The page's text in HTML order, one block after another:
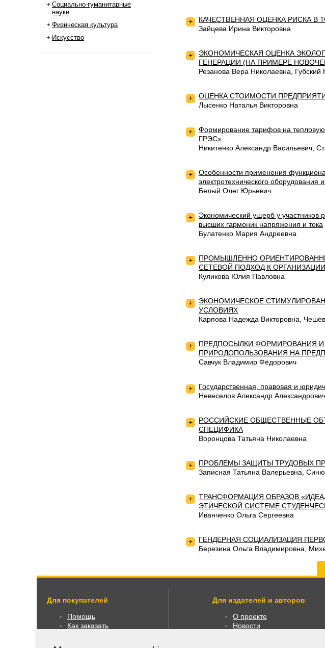
Социально-гуманитарные
науки
Физическая культура
Искусство
+ КАЧЕСТВЕННАЯ ОЦЕНКА РИСКА В
Зайцева Ирина Викторовна
+
ЭКОНОМИЧЕСКАЯ ОЦЕНКА
ГЕНЕРАЦИИ (НА ПРИМЕРЕ
Резанова Вера Николаевна,
+ ОЦЕНКА СТОИМОСТИ
Лысенко Наталья Викторовна
+
Формирование тарифов на
ГРЭС»
Никитенко Александр Васильевич,
+
Особенности применения
электротехнического оборудования
Белый Олег Юрьевич
+
Экономический ущерб у участников
высших гармоник напряжения и тока
Булатенко Мария Андреевна
+
ПРОМЫШЛЕННО
СЕТЕВОЙ ПОДХОД К
Куликова Юлия Павловна
+
ЭКОНОМИЧЕСКОЕ
УСЛОВИЯХ
Карпова Надежда Викторовна,
+
ПРЕДПОСЫЛКИ ФОРМИРОВАНИЯ
ПРИРОДОПОЛЬЗОВАНИЯ НА
Савчук Владимир Фёдорович
+ Государственная, правовая и
Невеселов Александр Александрович
+
РОССИЙСКИЕ ОБЩЕСТВЕННЫЕ
СПЕЦИФИКА
Воронцова Татьяна Николаевна
+ ПРОБЛЕМЫ ЗАЩИТЫ ТРУДОВЫХ
Записная Татьяна Валерьевна,
+
ТРАНСФОРМАЦИЯ ОБРАЗОВ
ЭТИЧЕСКОЙ СИСТЕМЕ
Иванченко Ольга Сергеевна
+ ГЕНДЕРНАЯ СОЦИАЛИЗАЦИЯ
Березина Ольга Владимировна,
Для покупателей
Помощь
Как заказать
Для издателей и авторов
О проекте
Новости